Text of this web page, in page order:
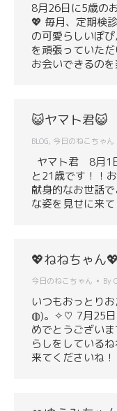
8月26日に5歳の
💖 毎月、定期検
の可愛らしいぽ
を頑張っていた
お会いできるの
😺ヤマト君😺
BLOG, 今日のねこちゃん
ヤマト君 8月1
と21歳です！！
献身的なお世話
な姿を見せに来
💖ねねちゃん💖
今日のねこちゃん By
いつもおっとり
◍)。✧♡ 7月25日
めでとうござい
らしをしている
来てくださいね